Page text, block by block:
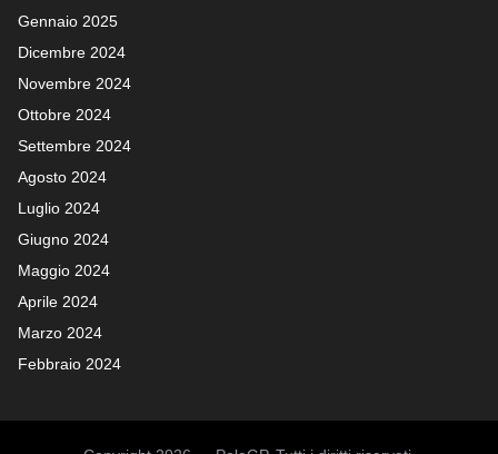
Gennaio 2025
Dicembre 2024
Novembre 2024
Ottobre 2024
Settembre 2024
Agosto 2024
Luglio 2024
Giugno 2024
Maggio 2024
Aprile 2024
Marzo 2024
Febbraio 2024